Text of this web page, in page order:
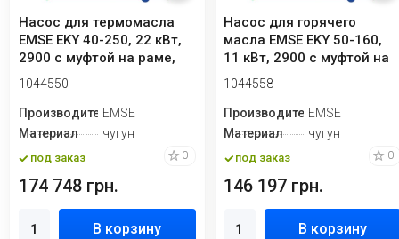
Насос для термомасла
EMSE EKY 40-250, 22 кВт,
2900 с муфтой на раме,
без двиг...
1044550
ПроизводительEMSE
Материал
чугун
под заказ 0
174 748 грн.
В корзину
Насос для горячего
масла EMSE EKY 50-160,
11 кВт, 2900 с муфтой на
раме, без ...
1044558
ПроизводительEMSE
Материал
чугун
под заказ 0
146 197 грн.
В корзину